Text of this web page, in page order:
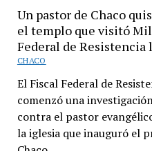
Un pastor de Chaco
el templo que visitó
Federal de
CHACO
El Fiscal Federal de
comenzó una
contra el pastor
la iglesia que inauguró el